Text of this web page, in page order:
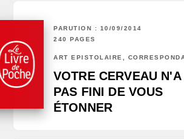
PARUTION : 10/09/2014
240 PAGES
ART ÉPISTOLAIRE,
VOTRE CERVEAU N'A
PAS FINI DE VOUS
ÉTONNER